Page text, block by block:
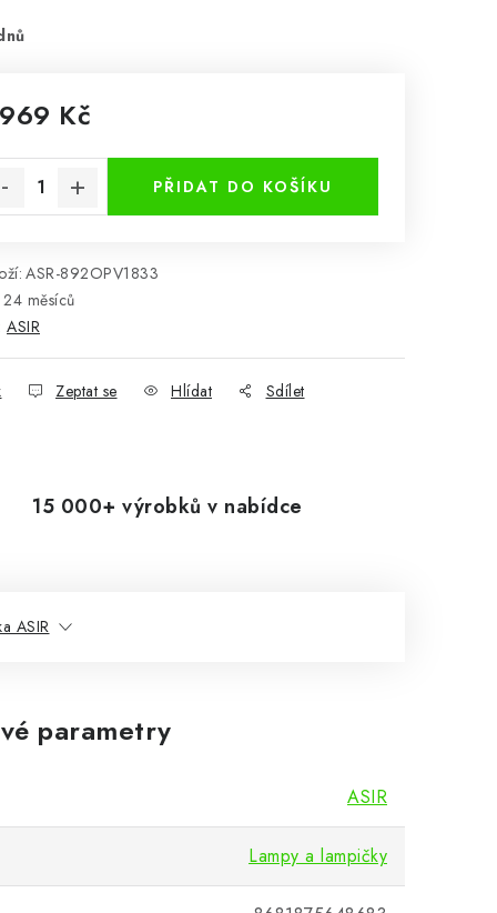
Kč
PŘIDAT DO KOŠÍKU
ASR-892OPV1833
24 měsíců
ASIR
Zeptat se Hlídat Sdílet
15 000+ výrobků v nabídce
ASIR
parametry
ASIR
Lampy a lampičky